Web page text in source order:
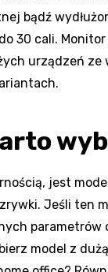
bądź
30 cali.
urządzeń ze
jest
Jeśli ten
parametrów
model z